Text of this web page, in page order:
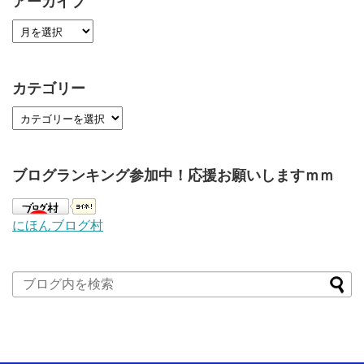
カテゴリー
ブログランキング参加中！応援お願いしますｍｍ
にほんブログ村